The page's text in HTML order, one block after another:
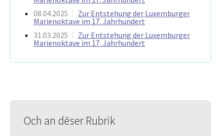
08.04.2025
Zur Entstehung der Luxemburger
Marienoktave im 17. Jahrhundert
31.03.2025
Zur Entstehung der Luxemburger
Marienoktave im 17. Jahrhundert
Och an dëser Rubrik